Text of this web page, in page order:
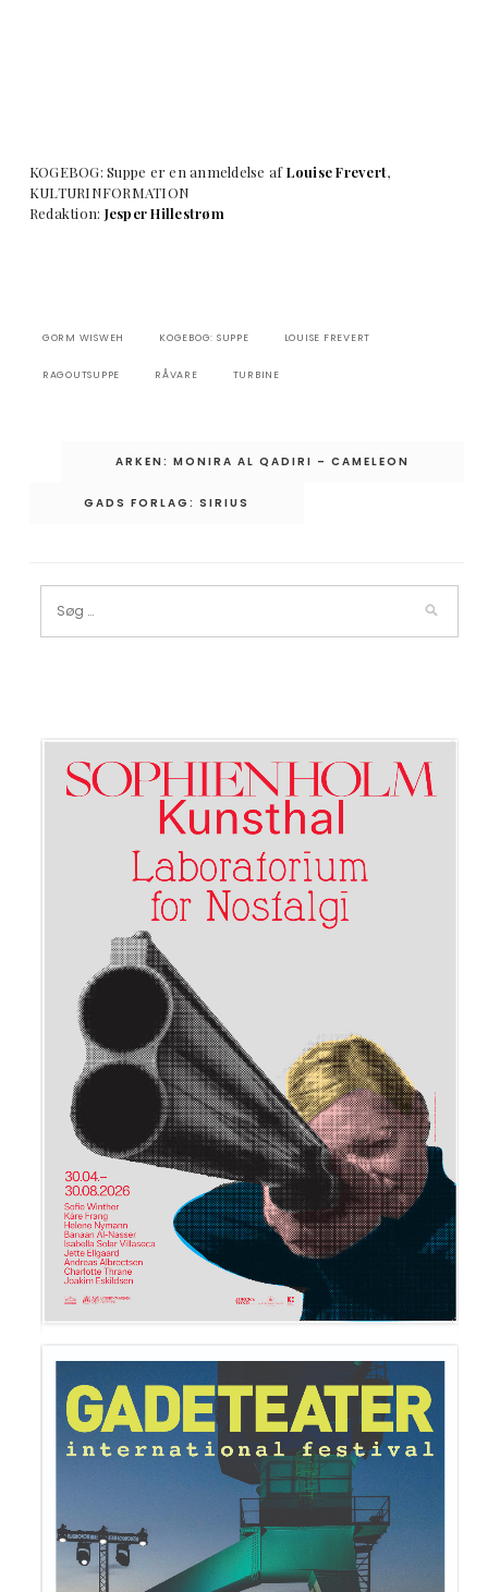
KOGEBOG: Suppe er en anmeldelse afLouise Frevert,
KULTURINFORMATION
Redaktion: Jesper Hillestrøm
GORM WISWEH KOGEBOG: SUPPE LOUISE FREVERT
RAGOUTSUPPE RÅVARE TURBINE
Indlægsnavigation
ARKEN: MONIRA AL QADIRI – CAMELEON
GADS FORLAG: SIRIUS